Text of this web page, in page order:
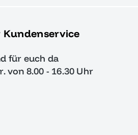
Kundenservice
für euch da
von 8.00 - 16.30 Uhr